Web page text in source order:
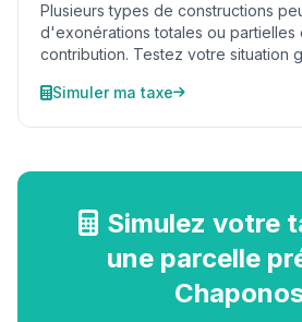
Plusieurs types de constructions
d'exonérations totales ou partielles
contribution. Testez votre situation
Simuler ma taxe
Simulez votre
une parcelle